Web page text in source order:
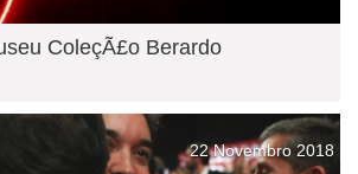
ColeçÃ£o Berardo
22 Novembro 2018